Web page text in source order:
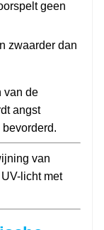
geen
zwaarder dan
van de
angst
van
licht met